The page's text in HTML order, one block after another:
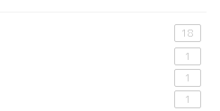
18
1
1
1